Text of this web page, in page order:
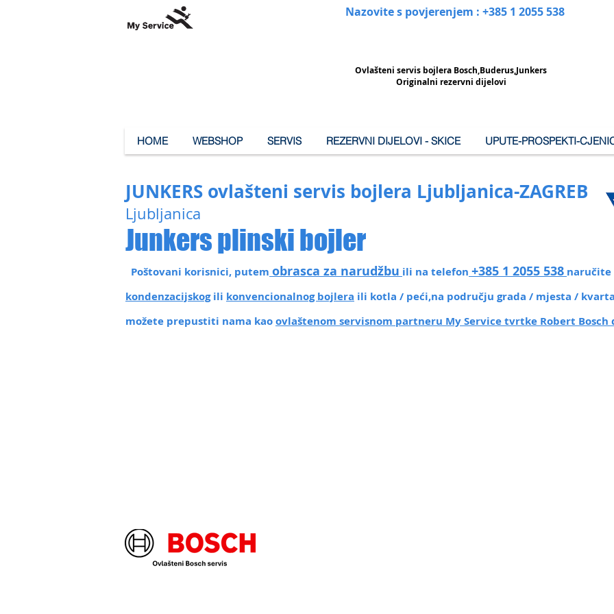
Nazovite s povjerenjem : +385 1 2055 538
Ovlašteni servis bojlera Bosch,Buderus,Junkers
Originalni rezervni dijelovi
HOME WEBSHOP SERVIS REZERVNI DIJELOVI - SKICE UPUTE-PROSPEKTI-
JUNKERS ovlašteni servis bojlera Ljubljanica-ZAGREB
Ljubljanica
Junkers plinski bojler
Poštovani korisnici, putem obrasca za narudžbu ili na telefon +385 1 2055 538 naručite
kondenzacijskogili konvencionalnog bojlera ili kotla / peći,na području grada / mjesta /
možete prepustiti nama kaoovlaštenom servisnom partneru My Service tvrtke Robert Bosch